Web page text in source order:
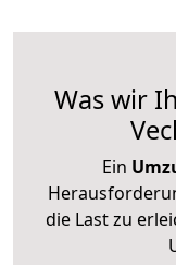
Was wir
Ein
die Last zu